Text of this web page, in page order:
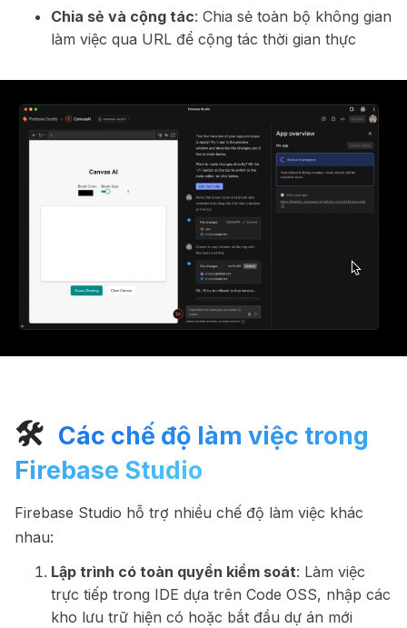
Chia sẻ và cộng tác: Chia sẻ toàn bộ không gian
làm việc qua URL để cộng tác thời gian thực
🛠 ️ Các chế độ làm việc trong
Firebase Studio
Firebase Studio hỗ trợ nhiều chế độ làm việc khác
nhau:
Lập trình có toàn quyền kiểm soát: Làm việc
trực tiếp trong IDE dựa trên Code OSS, nhập các
kho lưu trữ hiện có hoặc bắt đầu dự án mới